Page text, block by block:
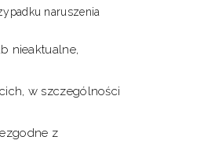
naruszenia
nieaktualne,
w szczególności
z